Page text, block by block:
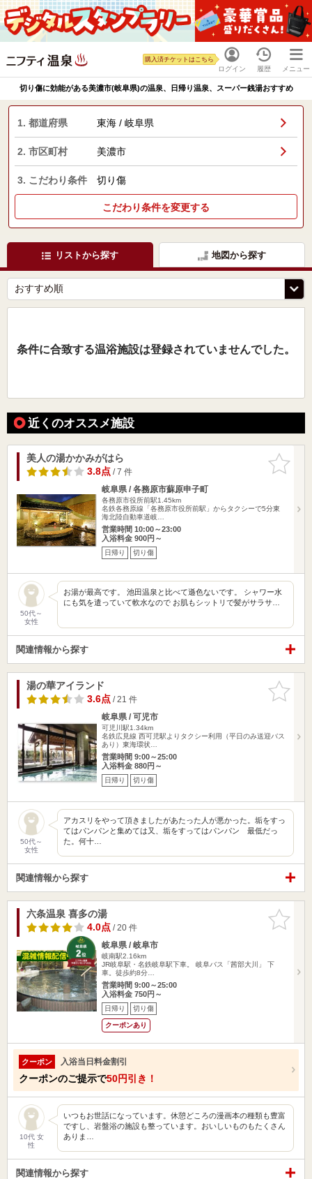
ログイン
購入済チケットはこちら
履歴 メニュー
切り傷に効能がある美濃市(岐阜県)の温泉、日帰り温泉、スーパー銭湯おすすめ
1. 都道府県 東海 / 岐阜県
2. 市区町村 美濃市
3. こだわり条件 切り傷
こだわり条件を変更する
リストから探す 地図から探す
条件に合致する温浴施設は登録されていませんでした。
近くのオススメ施設
お気に入
りに追加
美人の湯かかみがはら
3.8点/ 7 件
岐阜県 / 各務原市蘇原申子町
各務原市役所前駅1.45km
名鉄各務原線「各務原市役所前駅」からタクシーで5分東
海北陸自動車道岐…
営業時間 10:00～23:00
入浴料金 900円～
日帰り 切り傷
50代～
女性
お湯が最高です。 池田温泉と比べて遜色ないです。 シャワー水
にも気を遣っていて軟水なので お肌もシットリで髪がサラサ…
関連情報から探す
お気に入
りに追加
湯の華アイランド
3.6点/ 21 件
岐阜県 / 可児市
可児川駅1.34km
名鉄広見線 西可児駅よりタクシー利用（平日のみ送迎バス
あり）東海環状…
営業時間 9:00～25:00
入浴料金 880円～
日帰り 切り傷
50代～
女性
アカスリをやって頂きましたがあたった人が悪かった。垢をすっ
てはパンパンと集めては又、垢をすってはパンパン 最低だっ
た。何十…
関連情報から探す
お気に入
りに追加
六条温泉 喜多の湯
4.0点/ 20 件
岐阜県 / 岐阜市
岐南駅2.16km
JR岐阜駅・名鉄岐阜駅下車。 岐阜バス「茜部大川」 下
車。徒歩約8分…
営業時間 9:00～25:00
入浴料金 750円～
日帰り 切り傷
クーポンあり
クーポン 入浴当日料金割引
クーポンのご提示で50円引き！
10代 女
性
いつもお世話になっています。休憩どころの漫画本の種類も豊富
ですし、岩盤浴の施設も整っています。おいしいものもたくさん
ありま…
関連情報から探す